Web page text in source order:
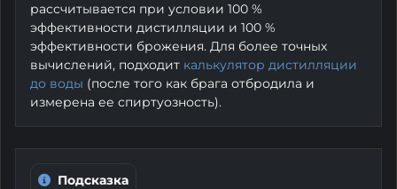
рассчитывается при условии 100 %
эффективности дистилляции и 100 %
эффективности брожения. Для более точных
вычислений, подходит калькулятор дистилляции
до воды (после того как брага отбродила и
измерена ее спиртуозность).
Подсказка